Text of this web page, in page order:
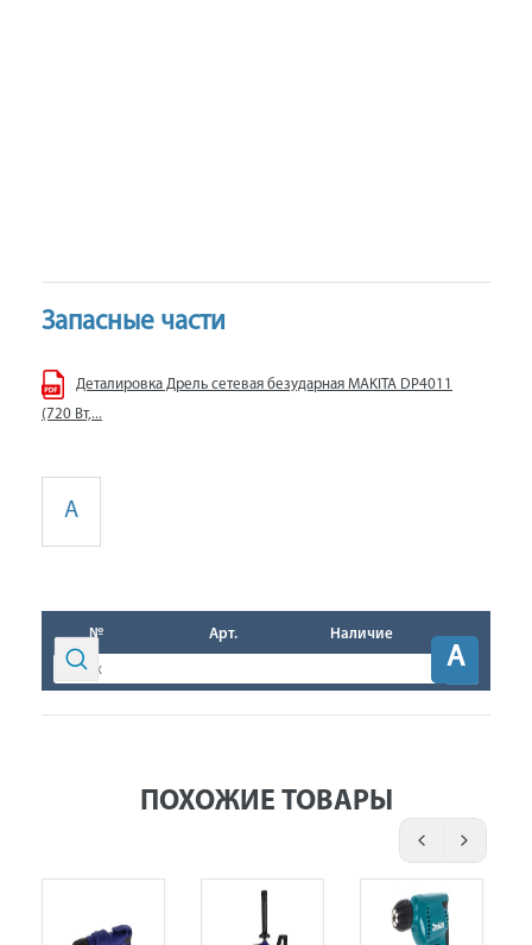
Запасные части
Деталировка Дрель сетевая безударная MAKITA DP4011
(720 Вт,...
A
A
№ Арт. Наличие
ПОХОЖИЕ ТОВАРЫ